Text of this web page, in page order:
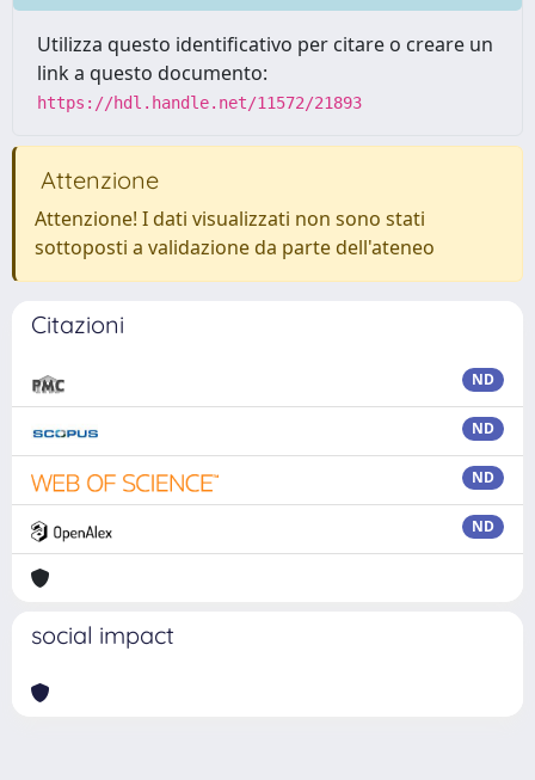
Utilizza questo identificativo per citare o creare un
link a questo documento:
https://hdl.handle.net/11572/21893
Attenzione
Attenzione! I dati visualizzati non sono stati
sottoposti a validazione da parte dell'ateneo
Citazioni
ND
ND
ND
ND
social impact